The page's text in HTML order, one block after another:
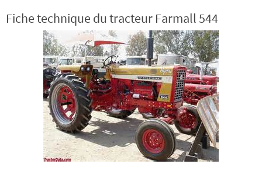
Fiche technique du tracteur Farmall 544